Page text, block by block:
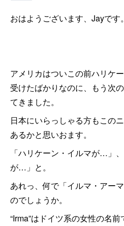
おはようございます、Jayです。
アメリカはついこの前ハリケ
受けたばかりなのに、もう次
てきました。
日本にいらっしゃる方もこの
あるかと思いおます。
「ハリケーン・イルマが…」
が…」と。
あれっ、何で「イルマ・アー
のでしょうか。
“Irma”はドイツ系の女性の名